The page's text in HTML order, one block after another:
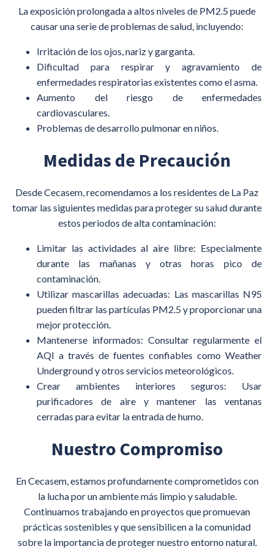
La exposición prolongada a altos niveles de PM2.5 puede
causar una serie de problemas de salud, incluyendo:
Irritación de los ojos, nariz y garganta.
Dificultad para respirar y agravamiento de
enfermedades respiratorias existentes como el asma.
Aumento del riesgo de enfermedades
cardiovasculares.
Problemas de desarrollo pulmonar en niños.
Medidas de Precaución
Desde Cecasem, recomendamos a los residentes de La Paz
tomar las siguientes medidas para proteger su salud durante
estos periodos de alta contaminación:
Limitar las actividades al aire libre: Especialmente
durante las mañanas y otras horas pico de
contaminación.
Utilizar mascarillas adecuadas: Las mascarillas N95
pueden filtrar las partículas PM2.5 y proporcionar una
mejor protección.
Mantenerse informados: Consultar regularmente el
AQI a través de fuentes confiables como Weather
Underground y otros servicios meteorológicos.
Crear ambientes interiores seguros: Usar
purificadores de aire y mantener las ventanas
cerradas para evitar la entrada de humo.
Nuestro Compromiso
En Cecasem, estamos profundamente comprometidos con
la lucha por un ambiente más limpio y saludable.
Continuamos trabajando en proyectos que promuevan
prácticas sostenibles y que sensibilicen a la comunidad
sobre la importancia de proteger nuestro entorno natural.